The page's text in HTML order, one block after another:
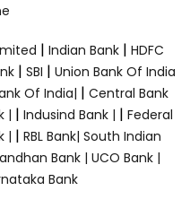
| Indian Bank | HDFC
| SBI | Union Bank Of India
Of India| | Central Bank
| | Indusind Bank | | Federal
| | RBL Bank| South Indian
Bank | UCO Bank |
Bank